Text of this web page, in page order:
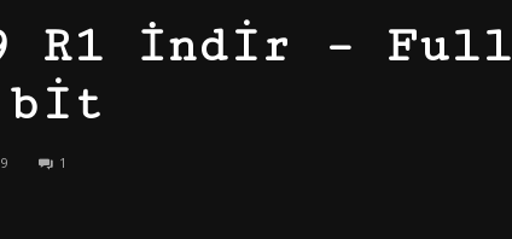
R1 İndir – Full
bit
1